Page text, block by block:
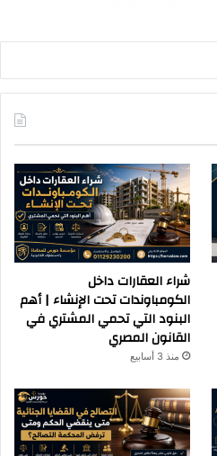
شراء العقارات داخل
الكومباوندات تحت الإنشاء | أهم
البنود التي تحمي المشتري في
القانون المصري
منذ 3 أسابيع